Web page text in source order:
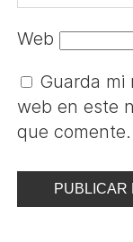
Web
Guarda mi
web en este
que comente.